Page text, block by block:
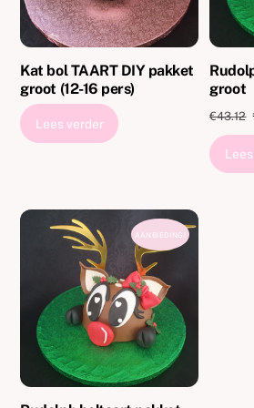
Kat bol TAART DIY pakket
groot (12-16 pers)
Lees verder
groot
€43.12
AANBIEDING!